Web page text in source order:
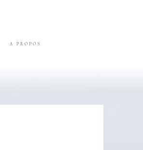
A PROPOS